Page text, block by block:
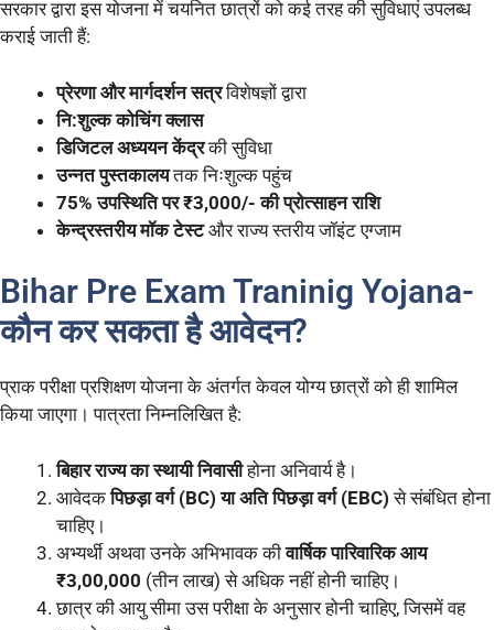
सरकार द्वारा इस योजना में चयनित छात्रों को कई तरह की सुविधाएं उपलब्ध
कराई जाती हैं:
प्रेरणा और मार्गदर्शन सत्रविशेषज्ञों द्वारा
नि:शुल्क कोचिंग क्लास
डिजिटल अध्ययन केंद्रकी सुविधा
उन्नत पुस्तकालयतक निःशुल्क पहुंच
75% उपस्थिति पर ₹3,000/- की प्रोत्साहन राशि
केन्द्रस्तरीय मॉक टेस्टऔर राज्य स्तरीय जॉइंट एग्जाम
Bihar Pre Exam Traninig Yojana-
कौन कर सकता है आवेदन?
प्राक परीक्षा प्रशिक्षण योजना के अंतर्गत केवल योग्य छात्रों को ही शामिल
किया जाएगा। पात्रता निम्नलिखित है:
बिहार राज्य का स्थायी निवासीहोना अनिवार्य है।
आवेदकपिछड़ा वर्ग (BC) या अति पिछड़ा वर्ग (EBC) से संबंधित होना
चाहिए।
अभ्यर्थी अथवा उनके अभिभावक कीवार्षिक पारिवारिक आय
₹3,00,000 (तीन लाख) से अधिक नहीं होनी चाहिए।
छात्र की आयु सीमा उस परीक्षा के अनुसार होनी चाहिए, जिसमें वह